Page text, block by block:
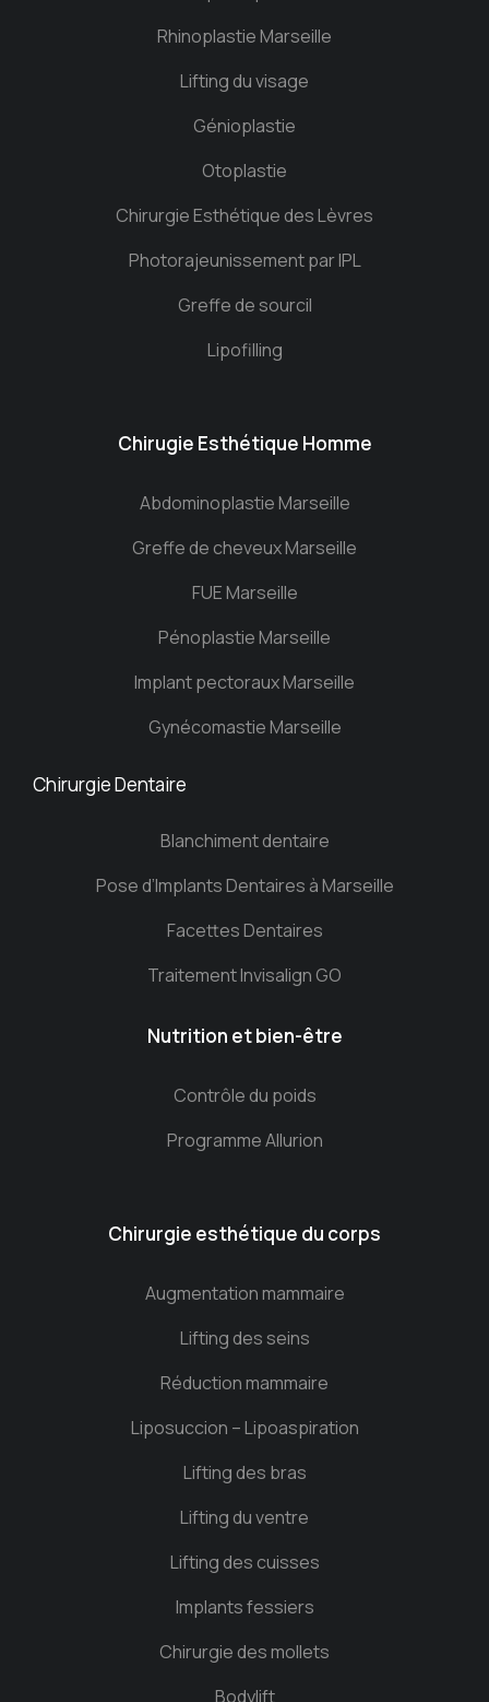
Rhinoplastie Marseille
Lifting du visage
Génioplastie
Otoplastie
Chirurgie Esthétique des Lèvres
Photorajeunissement par IPL
Greffe de sourcil
Lipofilling
Chirugie Esthétique Homme
Abdominoplastie Marseille
Greffe de cheveux Marseille
FUE Marseille
Pénoplastie Marseille
Implant pectoraux Marseille
Gynécomastie Marseille
Chirurgie Dentaire
Blanchiment dentaire
Pose d’Implants Dentaires à Marseille
Facettes Dentaires
Traitement Invisalign GO
Nutrition et bien-être
Contrôle du poids
Programme Allurion
Chirurgie esthétique du corps
Augmentation mammaire
Lifting des seins
Réduction mammaire
Liposuccion – Lipoaspiration
Lifting des bras
Lifting du ventre
Lifting des cuisses
Implants fessiers
Chirurgie des mollets
Bodylift